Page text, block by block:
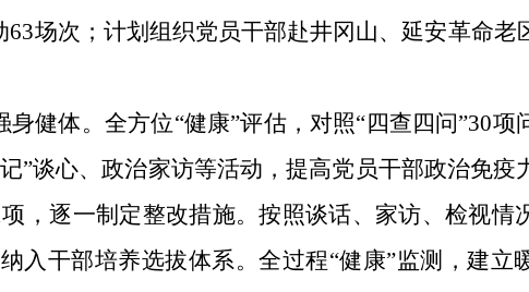
场次；计划组织党员干部赴井冈山、延安革命老
健体。全方位“健康”评估，对照“四查四问”30项
谈心、政治家访等活动，提高党员干部政治免疫
，逐一制定整改措施。按照谈话、家访、检视情
入干部培养选拔体系。全过程“健康”监测，建立